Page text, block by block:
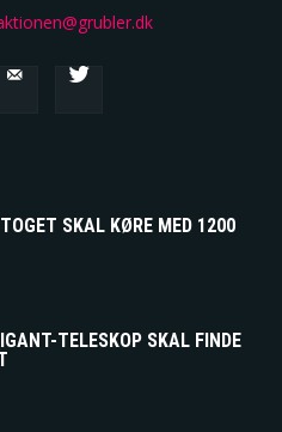
SKAL KØRE MED 1200
TELESKOP SKAL FINDE